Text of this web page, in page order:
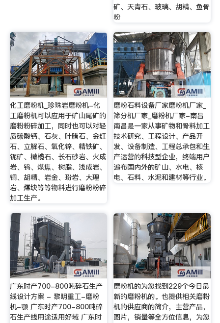
矿、天青石、玻璃、胡精、鱼骨
粉
化工磨粉机_珍珠岩磨粉机-化
工磨粉机可以应用于矿山尾矿的
磨粉粉碎加工，同时也可以对轻
质碳酸钙、石灰、叶腊石、金红
石、立解石、氧化锌、精铁矿、
铌矿、橄榄石、长石砂岩、火成
岩、钨、煤焦、树脂、浅成岩、
铜、胡精、岩金、玢岩、大理
岩、煤块等等物料进行磨粉粉碎
加工生产。
磨粉石料设备厂家磨粉机厂家_
筛分机厂家_磨粉机厂家-南昌
南昌是一家从事矿物和骨料加工
技术研究、工程设计、产品开
发、设备制造、工程总承包和生
产运营的科技型企业，终端用户
遍布国内外的矿山、水电、核
电、石料、水泥和建材等行业。
广东时产700-800吨碎石生产
线设计方案 - 黎明重工-磨粉
机-颚 广东时产700-800吨碎
石生产线用途适用好域 广东时
磨粉机的为您找到229个今日最
新的磨粉机的。也提供相关磨粉
机的供应商的简介，主营产品，
图片，销量等全方位信息，为您